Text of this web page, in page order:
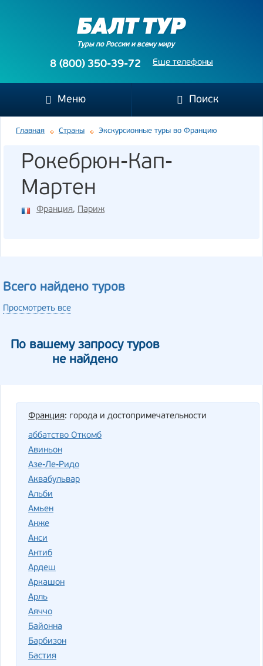
Туры по России и всему миру
Еще телефоны
8 (800) 350-39-72
Меню Поиск
Главная Страны Экскурсионные туры во Францию
Рокебрюн-Кап-
Мартен
Франция, Париж
Всего найдено туров
Просмотреть все
По вашему запросу туров
не найдено
Франция: города и достопримечательности
аббатство Откомб
Авиньон
Азе-Ле-Ридо
Аквабульвар
Альби
Амьен
Анже
Анси
Антиб
Ардеш
Аркашон
Арль
Аяччо
Байонна
Барбизон
Бастия